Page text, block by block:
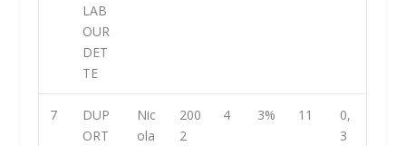
LAB
OUR
DET
TE
7
DUP
ORT
Nic
ola
200
2
4 3% 11
0,
3